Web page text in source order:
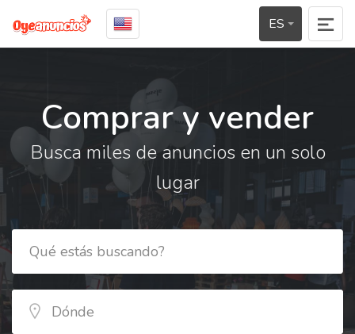
ES
Comprar y vender
Busca miles de anuncios en un solo
lugar